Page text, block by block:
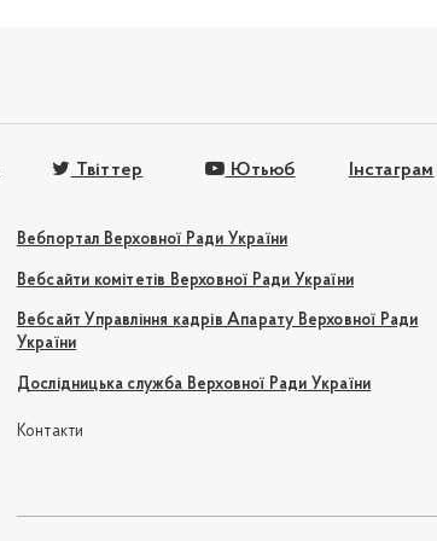
Твіттер Ютьюб Інстаграм
Вебпортал Верховної Ради України
Вебсайти комітетів Верховної Ради України
Вебсайт Управління кадрів Апарату Верховної Ради
України
Дослідницька служба Верховної Ради України
Контакти